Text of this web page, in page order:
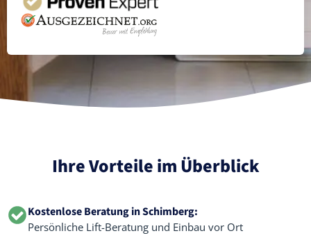
Ihre Vorteile im Überblick
Kostenlose Beratung in Schimberg:
Persönliche Lift-Beratung und Einbau vor Ort